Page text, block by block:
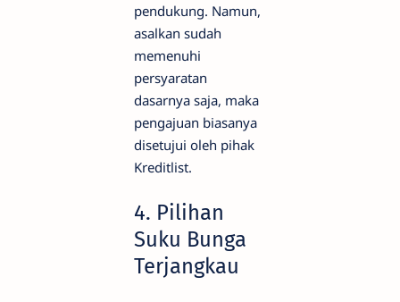
pendukung. Namun,
asalkan sudah
memenuhi
persyaratan
dasarnya saja, maka
pengajuan biasanya
disetujui oleh pihak
Kreditlist.
4. Pilihan
Suku Bunga
Terjangkau